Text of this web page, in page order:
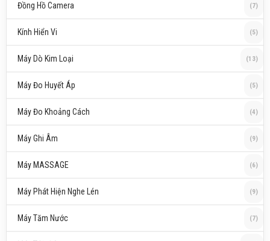
Đồng Hồ Camera (7)
Kính Hiển Vi (5)
Máy Dò Kim Loại (13)
Máy Đo Huyết Áp (5)
Máy Đo Khoảng Cách (4)
Máy Ghi Âm (9)
Máy MASSAGE (6)
Máy Phát Hiện Nghe Lén (9)
Máy Tăm Nước (7)